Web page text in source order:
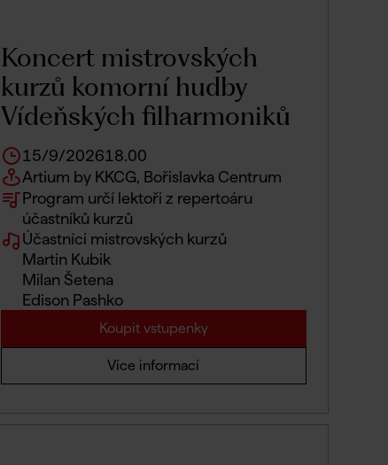
Koncert mistrovských
kurzů komorní hudby
Vídeňských filharmoniků
15/9/202618.00
Artium by KKCG, Bořislavka Centrum
Program určí lektoři z repertoáru
účastníků kurzů
Účastníci mistrovských kurzů
Martin Kubik
Milan Šetena
Edison Pashko
Koupit vstupenky
Více informací